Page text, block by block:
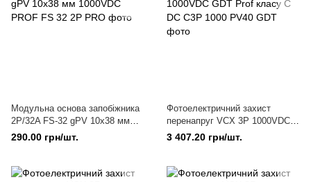
Модульна основа запобіжника
2Р/32A FS-32 gPV 10x38 мм
1000VDC PROF
290.00 грн/шт.
Фотоелектричний захист
перенапруг VCX 3P 1000VDC
GDT Prof класу C
3 407.20 грн/шт.